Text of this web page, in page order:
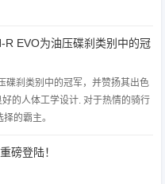
R EVO为油压碟刹类别中的冠
碟刹类别中的冠军，并赞扬其出色
的人体工学设计. 对于热情的骑行
的霸主。
磅登陆！